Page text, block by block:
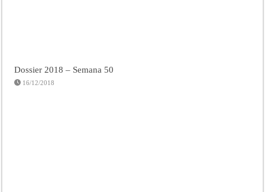
Dossier 2018 – Semana 50
16/12/2018